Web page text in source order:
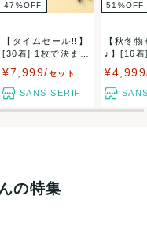
慮ください。当方の
シーズンのアイテムが
季節感に偏りがでるこ
47 %OFF
【タイムセール!!】
[30着] 1枚で決まる
¥7,999/セット
SANS SERIF
51 %OFF
【秋冬
♪】[16
の特集